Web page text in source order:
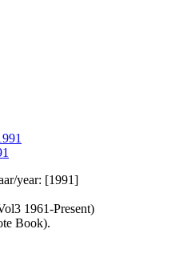
year: [1991]
1961-Present)
Book).